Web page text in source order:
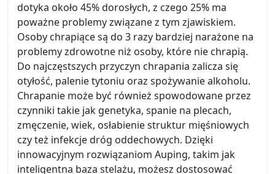
dotyka około 45% dorosłych, z czego 25% ma
poważne problemy związane z tym zjawiskiem.
Osoby chrapiące są do 3 razy bardziej narażone na
problemy zdrowotne niż osoby, które nie chrapią.
Do najczęstszych przyczyn chrapania zalicza się
otyłość, palenie tytoniu oraz spożywanie alkoholu.
Chrapanie może być również spowodowane przez
czynniki takie jak genetyka, spanie na plecach,
zmęczenie, wiek, osłabienie struktur mięśniowych
czy też infekcje dróg oddechowych. Dzięki
innowacyjnym rozwiązaniom Auping, takim jak
inteligentna baza stelażu, możesz dostosować